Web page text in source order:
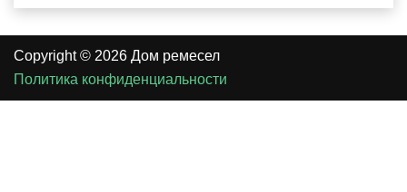
Copyright © 2026 Дом ремесел
Политика конфиденциальности